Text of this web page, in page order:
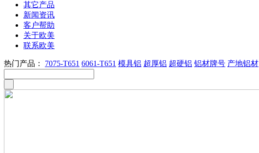
其它产品
新闻资讯
客户帮助
关于欧美
联系欧美
热门产品： 7075-T651 6061-T651 模具铝 超厚铝 超硬铝 铝材牌号 产地铝材